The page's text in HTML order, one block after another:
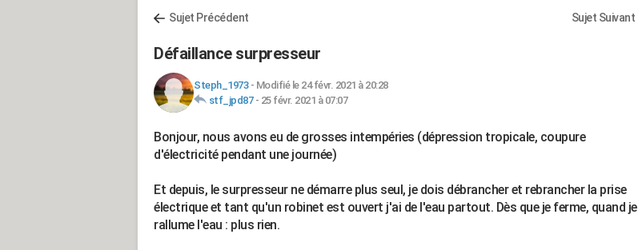
Sujet Précédent Sujet Suivant
Défaillance surpresseur
Steph_1973- Modifié le 24 févr. 2021 à 20:28
stf_jpd87- 25 févr. 2021 à 07:07
Bonjour, nous avons eu de grosses intempéries (dépression tropicale, coupure
d'électricité pendant une journée)
Et depuis, le surpresseur ne démarre plus seul, je dois débrancher et rebrancher la prise
électrique et tant qu'un robinet est ouvert j'ai de l'eau partout. Dès que je ferme, quand je
rallume l'eau : plus rien.